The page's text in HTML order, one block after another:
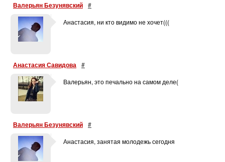
Валерьян Безунявский #
Анастасия, ни кто видимо не хочет(((
Анастасия Савидова #
Валерьян, это печально на самом деле(
Валерьян Безунявский #
Анастасия, занятая молодежь сегодня